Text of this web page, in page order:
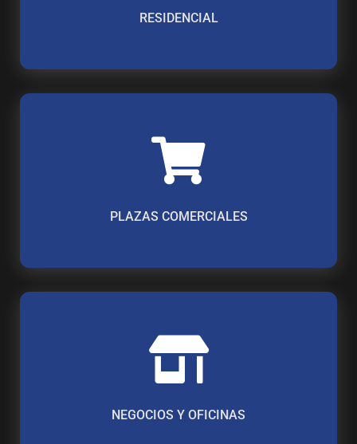
RESIDENCIAL
PLAZAS COMERCIALES
NEGOCIOS Y OFICINAS